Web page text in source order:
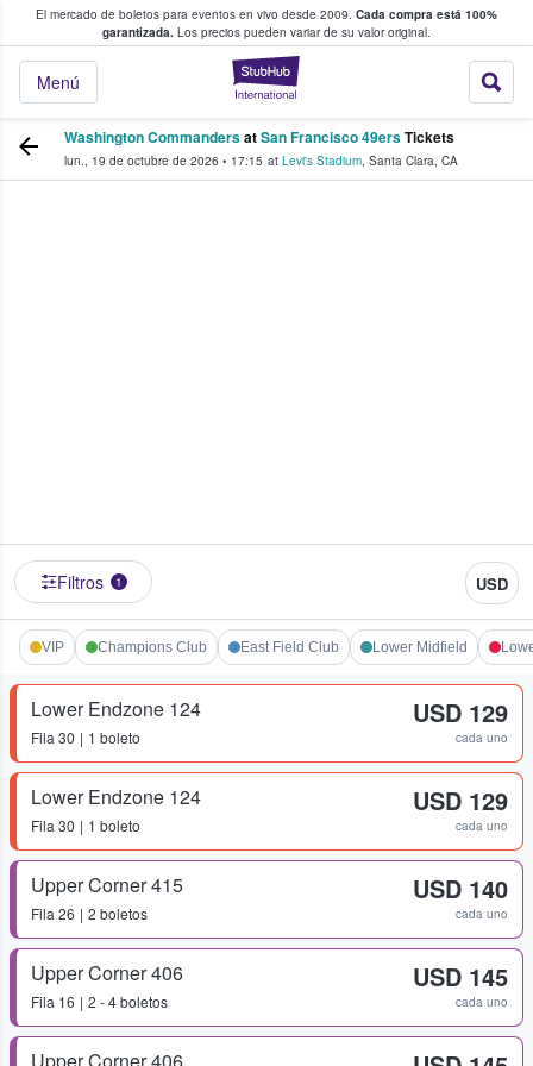
El mercado de boletos para eventos en vivo desde 2009. Cada compra está 100%
garantizada. Los precios pueden variar de su valor original.
StubHub: donde
Menú
fans compran y venden boletos
Washington CommandersatSan Francisco 49ersTickets
lun., 19 de octubre de 2026 • 17:15 at Levi's Stadium, Santa Clara, CA
Filtros 1 USD
VIP Champions Club East Field Club Lower Midfield
Lower Endzone 124
Fila 30 1 boleto
USD 129
cada uno
Lower Endzone 124
Fila 30 1 boleto
USD 129
cada uno
Upper Corner 415
Fila 26 2 boletos
USD 140
cada uno
Upper Corner 406
Fila 16 2 - 4 boletos
USD 145
cada uno